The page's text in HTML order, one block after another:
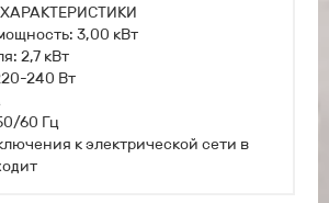
3,00 кВт
2,7 кВт
240 Вт
60 Гц
к электрической сети в